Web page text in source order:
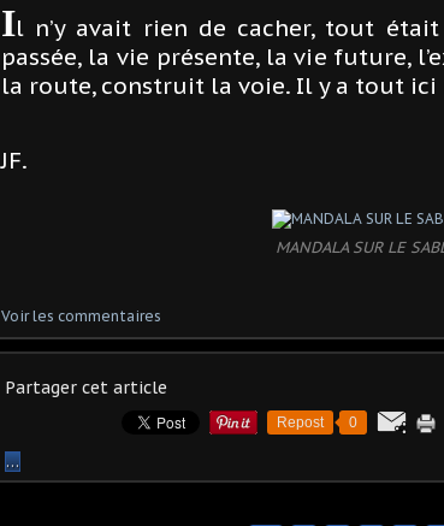
Il n’y avait rien de cacher, tout
passée, la vie présente, la vie future,
la route, construit la voie. Il y a tout
JF.
MANDALA SUR LE
Voir les commentaires
Partager cet article
Repost 0
…